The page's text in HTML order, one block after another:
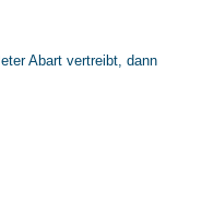
Abart vertreibt, dann